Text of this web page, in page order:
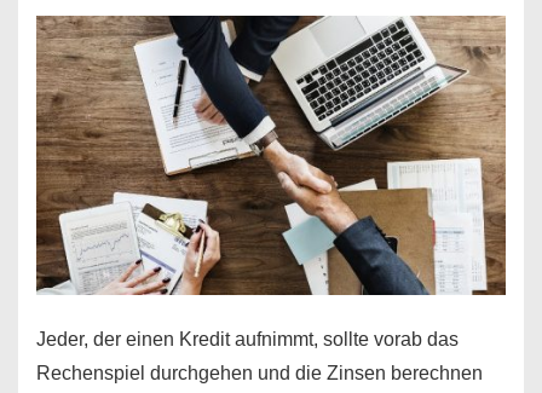
es
möglich!
Jeder, der einen Kredit aufnimmt, sollte vorab das
Rechenspiel durchgehen und die Zinsen berechnen